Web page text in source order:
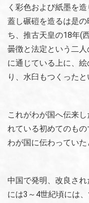
く彩色および紙墨を
蓋し碾磑を造るは是
ち、推古天皇の18年(
曇徴と法定という二
に通じている上に、
り、水臼もつくったと
これがわが国へ伝来
れている初めてのも
わが国に伝わっていた
中国で発明、改良さ
には3～4世紀頃には